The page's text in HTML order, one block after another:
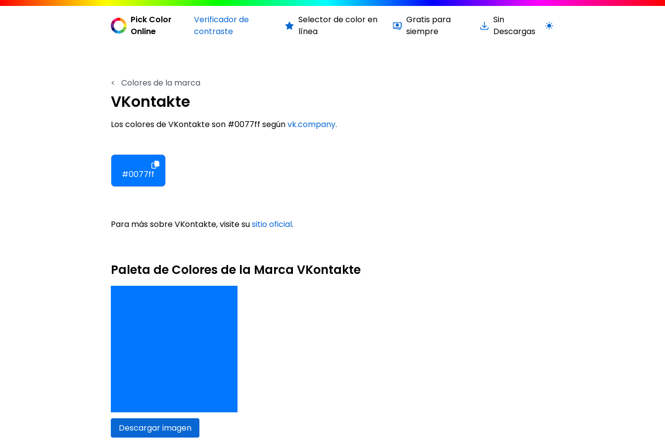
Pick Color
Online
Verificador de
contraste
Selector de color en
línea
Gratis para
siempre
Sin
Descargas
Cambiar a la versión clara / oscura
< Colores de la marca
VKontakte
Los colores de VKontakte son #0077ff segúnvk.company.
#0077ff
Para más sobre VKontakte, visite susitio oficial.
Paleta de Colores de la Marca VKontakte
Descargar imagen